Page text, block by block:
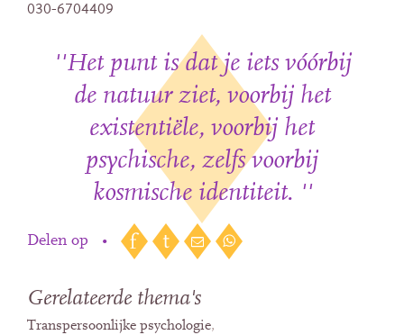
030-6704409
''Het punt is dat je iets vóórbij
de natuur ziet, voorbij het
existentiële, voorbij het
psychische, zelfs voorbij
kosmische identiteit. ''
Delen op •
Gerelateerde thema's
Transpersoonlijke psychologie